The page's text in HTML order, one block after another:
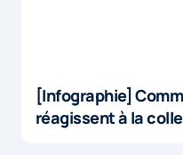
[Infographie]
réagissent à la